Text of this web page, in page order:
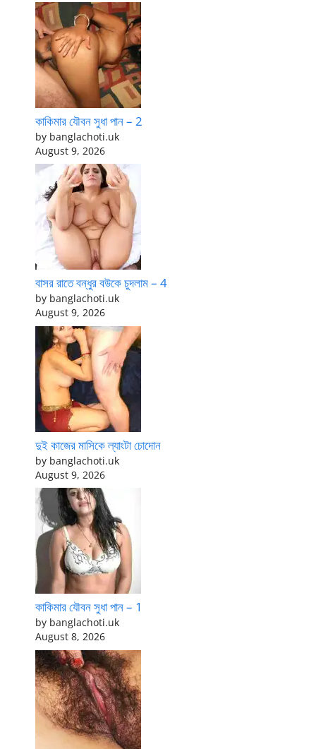
কাকিমার যৌবন সুধা পান – 2
by banglachoti.uk
August 9, 2026
বাসর রাতে বন্ধুর বউকে চুদলাম – 4
by banglachoti.uk
August 9, 2026
দুই কাজের মাসিকে ল্যাংটা চোদোন
by banglachoti.uk
August 9, 2026
কাকিমার যৌবন সুধা পান – 1
by banglachoti.uk
August 8, 2026